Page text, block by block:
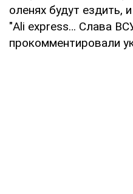
оленях будут ездить,
"Ali express… Слава
прокомментировали